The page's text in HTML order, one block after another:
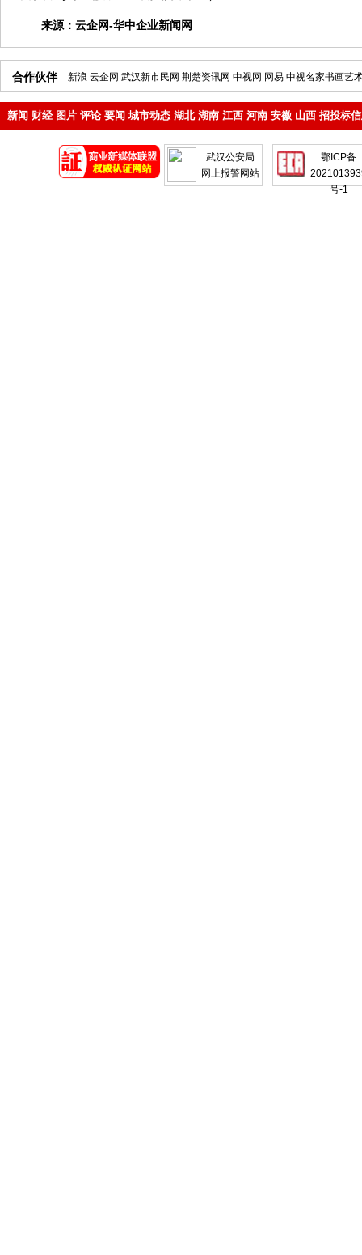
来源： 云企网-华中企业新闻网
合作伙伴 新浪 云企网 武汉新市民网 荆楚资讯网 中视网 网易 中视名家书画艺
新闻 财经 图片 评论 要闻 城市动态 湖北 湖南 江西 河南 安徽 山西 招投标
武汉公安局
网上报警网站
鄂ICP备
号-1